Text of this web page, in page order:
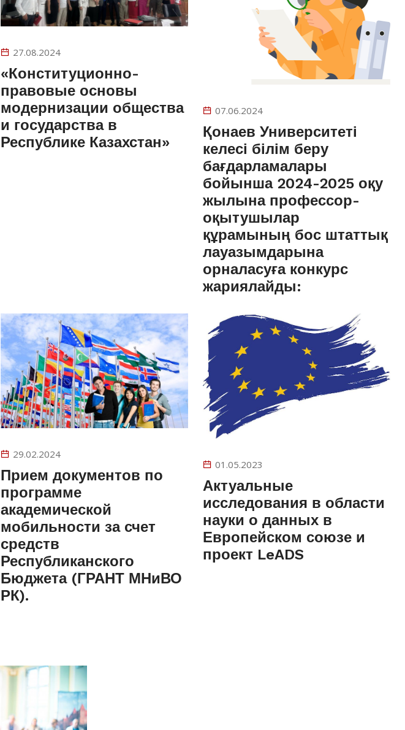
27.08.2024
«Конституционно-
правовые основы
модернизации общества
и государства в
Республике Казахстан»
07.06.2024
Қонаев Университеті
келесі білім беру
бағдарламалары
бойынша 2024-2025 оқу
жылына профессор-
оқытушылар
құрамының бос штаттық
лауазымдарына
орналасуға конкурс
жариялайды:
29.02.2024
Прием документов по
программе
академической
мобильности за счет
средств
Республиканского
Бюджета (ГРАНТ МНиВО
РК).
01.05.2023
Актуальные
исследования в области
науки о данных в
Европейском союзе и
проект LeADS